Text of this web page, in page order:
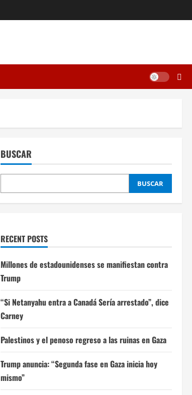
BUSCAR
BUSCAR
RECENT POSTS
Millones de estadounidenses se manifiestan contra
Trump
“Si Netanyahu entra a Canadá Sería arrestado”, dice
Carney
Palestinos y el penoso regreso a las ruinas en Gaza
Trump anuncia: “Segunda fase en Gaza inicia hoy
mismo”